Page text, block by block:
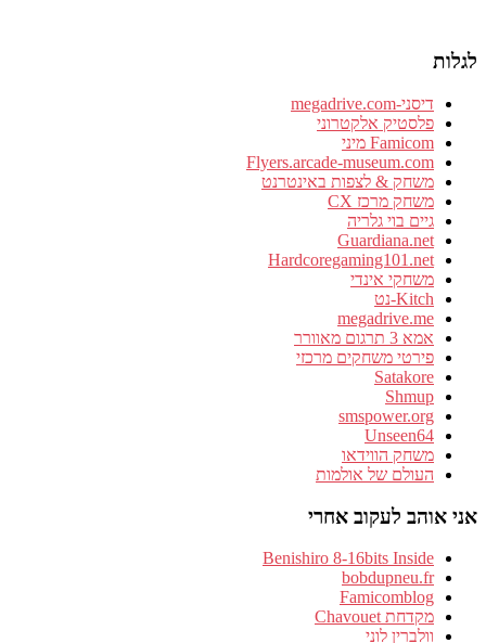
לגלות
דיסני-megadrive.com
פלסטיק אלקטרוני
Famicom מיני
Flyers.arcade-museum.com
משחק & לצפות באינטרנט
משחק מרכז CX
גיים בוי גלריה
Guardiana.net
Hardcoregaming101.net
משחקי אינדי
Kitch-נט
megadrive.me
אמא 3 תרגום מאוורר
פירטי משחקים מרכזי
Satakore
Shmup
smspower.org
Unseen64
משחק הווידאו
העולם של אולמות
אני אוהב לעקוב אחרי
Benishiro 8-16bits Inside
bobdupneu.fr
Famicomblog
מקדחת Chavouet
וולברין לוני